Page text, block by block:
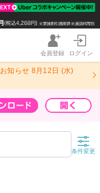
会員登録 ログイン
知らせ 8月12日 (水)
条件変更